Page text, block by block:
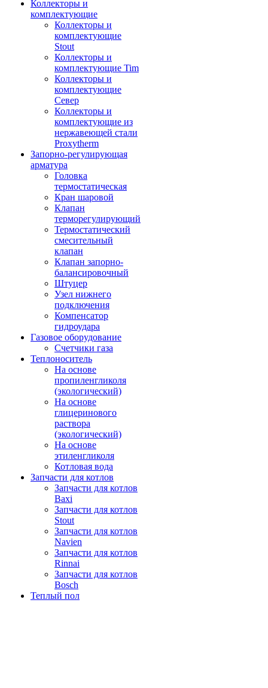
Коллекторы и
комплектующие
Коллекторы и
комплектующие
Stout
Коллекторы и
комплектующие Tim
Коллекторы и
комплектующие
Север
Коллекторы и
комплектующие из
нержавеющей стали
Proxytherm
Запорно-регулирующая
арматура
Головка
термостатическая
Кран шаровой
Клапан
терморегулирующий
Термостатический
смесительный
клапан
Клапан запорно-
балансировочный
Штуцер
Узел нижнего
подключения
Компенсатор
гидроудара
Газовое оборудование
Счетчики газа
Теплоноситель
На основе
пропиленгликоля
(экологический)
На основе
глицеринового
раствора
(экологический)
На основе
этиленгликоля
Котловая вода
Запчасти для котлов
Запчасти для котлов
Baxi
Запчасти для котлов
Stout
Запчасти для котлов
Navien
Запчасти для котлов
Rinnai
Запчасти для котлов
Bosch
Теплый пол